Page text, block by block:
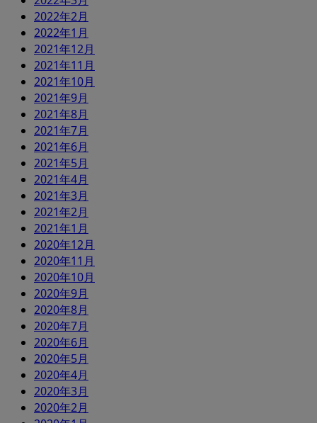
2022年2月
2022年1月
2021年12月
2021年11月
2021年10月
2021年9月
2021年8月
2021年7月
2021年6月
2021年5月
2021年4月
2021年3月
2021年2月
2021年1月
2020年12月
2020年11月
2020年10月
2020年9月
2020年8月
2020年7月
2020年6月
2020年5月
2020年4月
2020年3月
2020年2月